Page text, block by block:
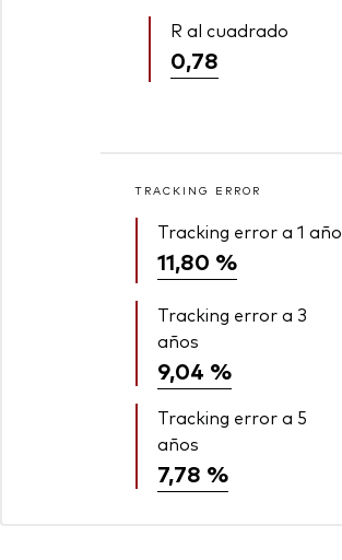
R al cuadrado
0,78
TRACKING ERROR
Tracking error a 1 año
11,80 %
Tracking error a 3
años
9,04 %
Tracking error a 5
años
7,78 %